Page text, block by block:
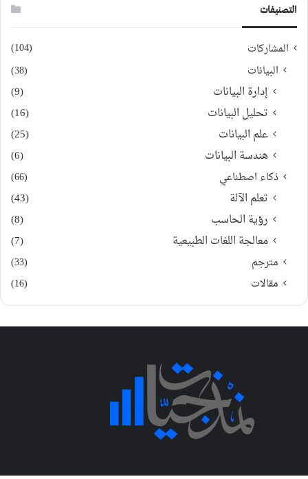
التصنيفات
المشاركات (104)
البيانات (38)
إدارة البيانات
(9)
تحليل البيانات
(16)
علم البيانات
(25)
هندسة البيانات
(6)
ذكاء اصطناعي (66)
تعلم الآلة
(43)
رؤية الحاسب
(8)
معالجة اللغات الطبيعية
(7)
مترجم
(33)
مقالات
(16)